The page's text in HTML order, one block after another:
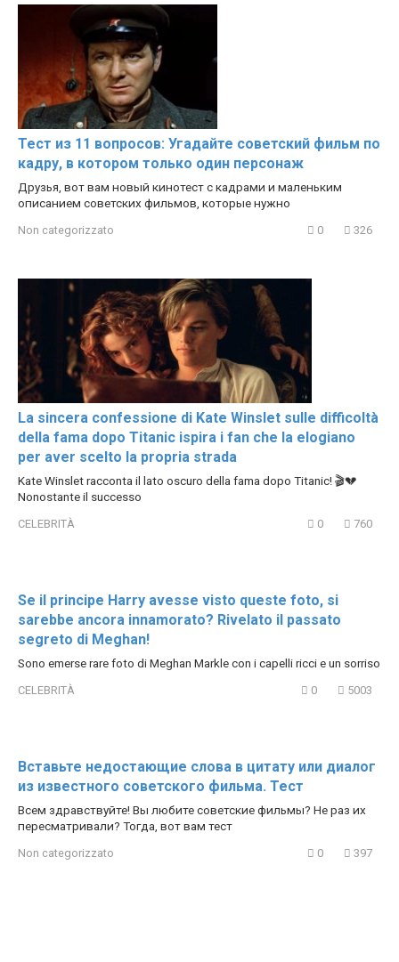
Тест из 11 вопросов: Угадайте советский фильм по
кадру, в котором только один персонаж
Друзья, вот вам новый кинотест с кадрами и маленьким
описанием советских фильмов, которые нужно
Non categorizzato 0 326
La sincera confessione di Kate Winslet sulle difficoltà
della fama dopo Titanic ispira i fan che la elogiano
per aver scelto la propria strada
Kate Winslet racconta il lato oscuro della fama dopo Titanic! 🎬💔
Nonostante il successo
CELEBRITÀ 0 760
Se il principe Harry avesse visto queste foto, si
sarebbe ancora innamorato? Rivelato il passato
segreto di Meghan!
Sono emerse rare foto di Meghan Markle con i capelli ricci e un sorriso
CELEBRITÀ 0 5003
Вставьте недостающие слова в цитату или диалог
из известного советского фильма. Тест
Всем здравствуйте! Вы любите советские фильмы? Не раз их
пересматривали? Тогда, вот вам тест
Non categorizzato 0 397